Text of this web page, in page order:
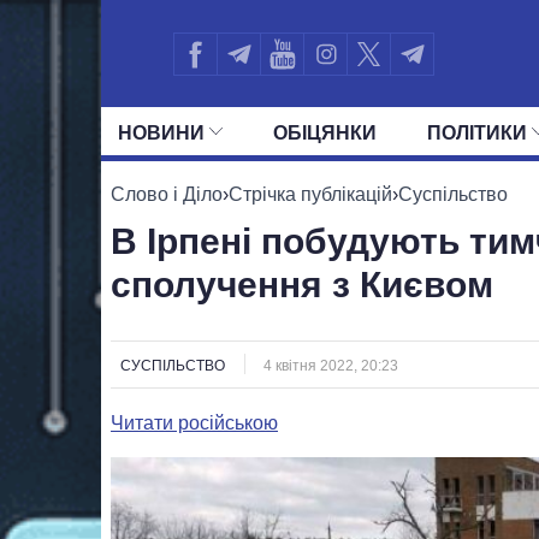
НОВИНИ ОБIЦЯНКИ ПОЛIТИКИ
УСІ ПОЛІТИКИ ПРЕЗИДЕНТ І ОФІС
Слово і Діло›Стрічка публікацій›Суспільство
В Ірпені побудують
сполучення з Києвом
СУСПІЛЬСТВО 4 квітня 2022, 20:23
Читати російською